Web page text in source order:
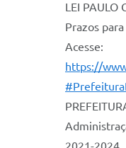
LEI PAULO
Prazos
Acesse:
https://